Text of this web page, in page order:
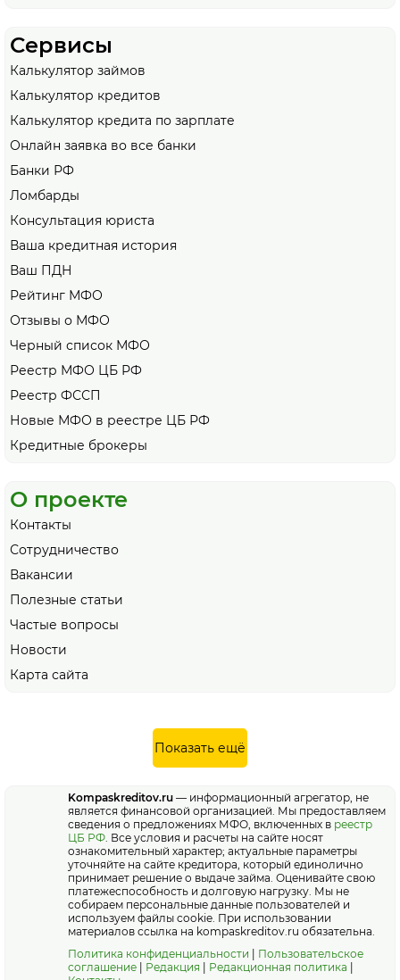
Сервисы
Калькулятор займов
Калькулятор кредитов
Калькулятор кредита по зарплате
Онлайн заявка во все банки
Банки РФ
Ломбарды
Консультация юриста
Ваша кредитная история
Ваш ПДН
Рейтинг МФО
Отзывы о МФО
Черный список МФО
Реестр МФО ЦБ РФ
Реестр ФССП
Новые МФО в реестре ЦБ РФ
Кредитные брокеры
О проекте
Контакты
Сотрудничество
Вакансии
Полезные статьи
Частые вопросы
Новости
Карта сайта
Показать ещё
Kompaskreditov.ru — информационный агрегатор, не
является финансовой организацией. Мы предоставляем
сведения о предложениях МФО, включенных в реестр
ЦБ РФ. Все условия и расчеты на сайте носят
ознакомительный характер; актуальные параметры
уточняйте на сайте кредитора, который единолично
принимает решение о выдаче займа. Оценивайте свою
платежеспособность и долговую нагрузку. Мы не
собираем персональные данные пользователей и
используем файлы cookie. При использовании
материалов ссылка на kompaskreditov.ru обязательна.
Политика конфиденциальности
Пользовательское
соглашение
Редакция Редакционная политика